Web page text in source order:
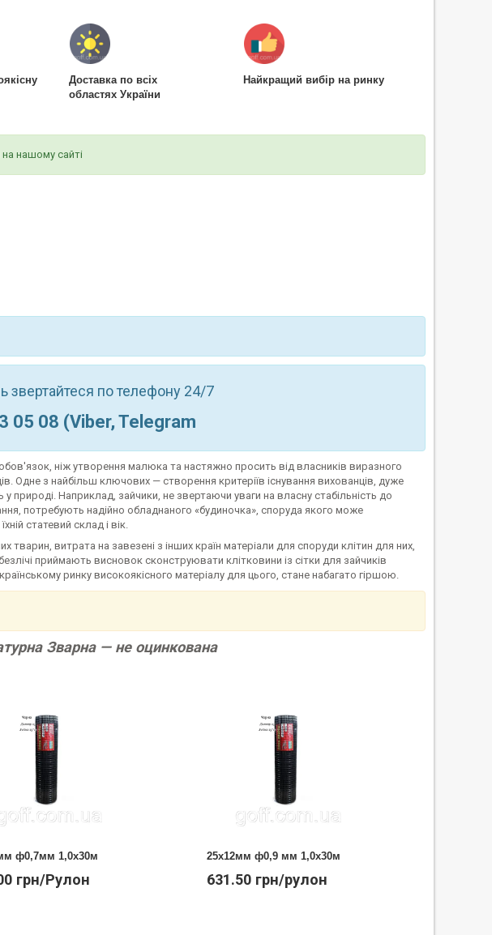
Доставка по всіх
областях України
Найкращий вибір на ринку
на нашому сайті
звертайтеся по телефону 24/7
05 08 (Viber, Telegram
ніж утворення малюка та настяжно просить від власників виразного
Одне з найбільш ключових — створення критеріїв існування вихованців, дуже
Наприклад, зайчики, не звертаючи уваги на власну стабільність до
потребують надійно обладнаного «будиночка», споруда якого може
статевий склад і вік.
витрата на завезені з інших країн матеріали для споруди клітин для них,
приймають висновок сконструювати клітковини із сітки для зайчиків
ринку високоякісного матеріалу для цього, стане набагато гіршою.
Зварна — не оцинкована
ф0,7мм 1,0х30м
грн/Рулон
25х12мм ф0,9 мм 1,0х30м
631.50 грн/рулон